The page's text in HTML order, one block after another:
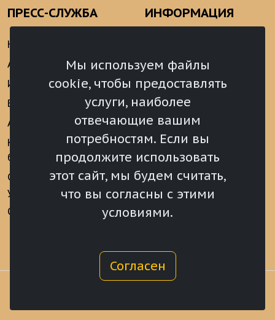
Мы используем файлы
cookie, чтобы предоставлять
услуги, наиболее
отвечающие вашим
потребностям. Если вы
продолжите использовать
этот сайт, мы будем считать,
что вы согласны с этими
условиями.
Согласен
ПРЕСС-СЛУЖБА
Новости
Анонсы
Интервью
Видеоматериалы
Аккредитация
Конкурс «Хрустальный
барс»
Сведения о СМИ
учрежденных ВС РХ
Опросы и голосования
ИНФОРМАЦИЯ
аналитические
материалы
Реализация Послания
Президента РФ
Федеральному
Собранию РФ
Местное
самоуправление
Финансы
Награды